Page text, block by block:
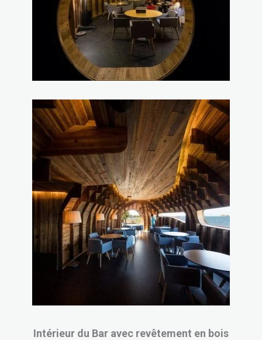
Intérieur du Bar avec revêtement en bois